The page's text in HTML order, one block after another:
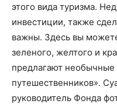
этого вида туризма.
инвестиции, также
важны. Здесь вы
зеленого, желтого и
предлагают необычные
путешественников».
руководитель Фонда